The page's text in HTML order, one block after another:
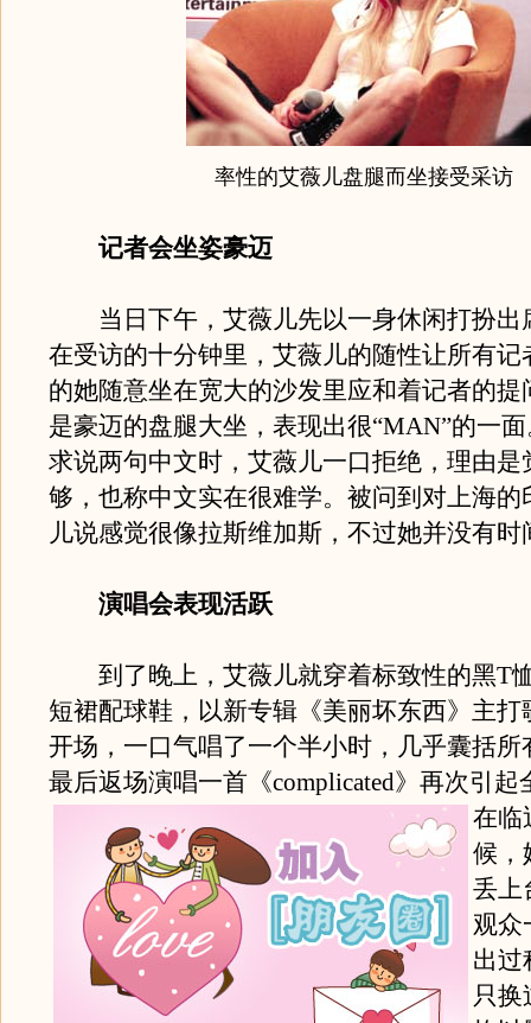
率性的艾薇儿盘腿而坐接受采访
记者会坐姿豪迈
当日下午，艾薇儿先以一身休闲打扮出
在受访的十分钟里，艾薇儿的随性让所有记
的她随意坐在宽大的沙发里应和着记者的提
是豪迈的盘腿大坐，表现出很“MAN”的一
求说两句中文时，艾薇儿一口拒绝，理由是
够，也称中文实在很难学。被问到对上海的
儿说感觉很像拉斯维加斯，不过她并没有时
演唱会表现活跃
到了晚上，艾薇儿就穿着标致性的黑T
短裙配球鞋，以新专辑《美丽坏东西》主打
开场，一口气唱了一个半小时，几乎囊括所
最后返场演唱一首《complicated》再次引起
在临
候，
丢上
观众
出过
只换